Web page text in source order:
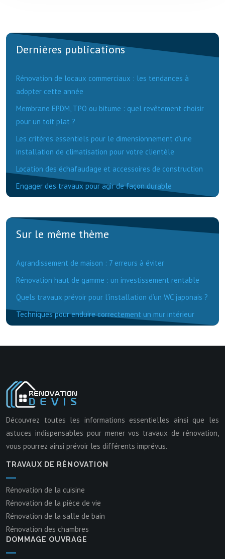
Dernières publications
Rénovation de locaux commerciaux : les tendances à
adopter cette année
Membrane EPDM, TPO ou bitume : quel revêtement choisir
pour un toit plat ?
Les critères essentiels pour le dimensionnement d’une
installation de climatisation pour votre clientèle
Location des échafaudage et accessoires de construction
Engager des travaux pour agir de façon durable
Sur le même thème
Agrandissement de maison : 7 erreurs à éviter
Rénovation haut de gamme : un investissement rentable
Quels travaux prévoir pour l’installation d’un WC japonais ?
Techniques pour enduire correctement un mur intérieur
Découvrez toutes les informations essentielles ainsi que les
astuces indispensables pour mener vos travaux de rénovation,
vous pourrez ainsi prévoir les différents imprévus.
TRAVAUX DE RÉNOVATION
Rénovation de la cuisine
Rénovation de la pièce de vie
Rénovation de la salle de bain
Rénovation des chambres
DOMMAGE OUVRAGE